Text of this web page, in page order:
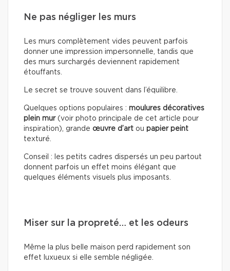
Ne pas négliger les murs
Les murs complètement vides peuvent parfois
donner une impression impersonnelle, tandis que
des murs surchargés deviennent rapidement
étouffants.
Le secret se trouve souvent dans l’équilibre.
Quelques options populaires : moulures décoratives
plein mur (voir photo principale de cet article pour
inspiration), grande œuvre d’art ou papier peint
texturé.
Conseil : les petits cadres dispersés un peu partout
donnent parfois un effet moins élégant que
quelques éléments visuels plus imposants.
Miser sur la propreté… et les odeurs
Même la plus belle maison perd rapidement son
effet luxueux si elle semble négligée.